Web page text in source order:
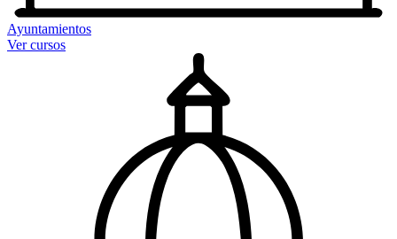
Ayuntamientos
Ver cursos